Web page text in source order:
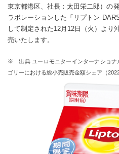
東京都港区、社長：太田栄二郎）の
ラボレーションした「リプトン
して制定された12月12日（火）より
売いたします。
※ 出典 ユーロモニターインターナショナ
ゴリーにおける総小売販売金額シェア（2022